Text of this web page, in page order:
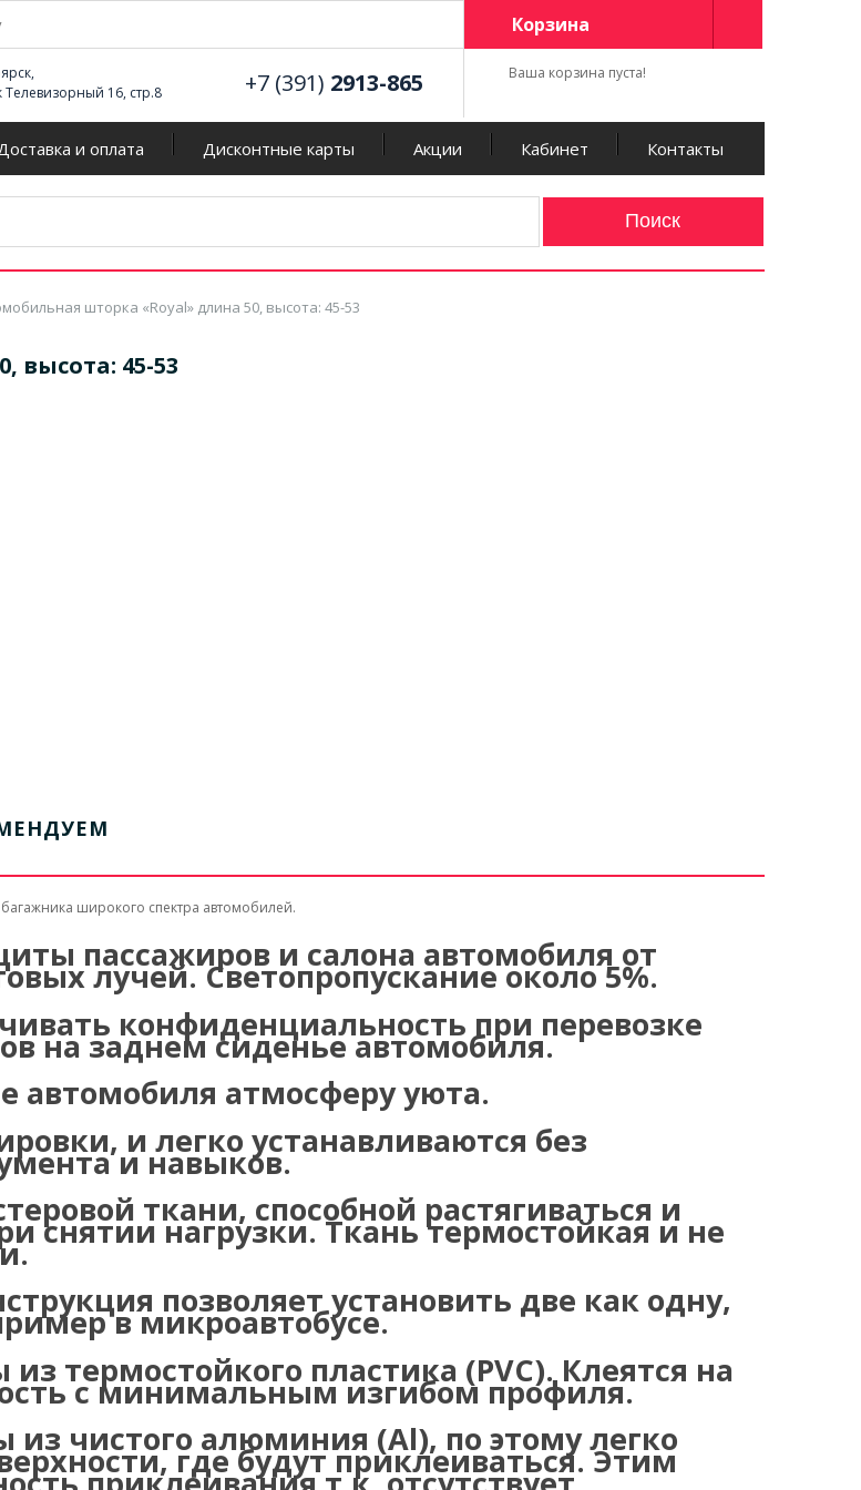
Телевизорный 16, стр.8
+7 (391) 2913-865
Корзина
Ваша корзина пуста!
и оплата Дисконтные карты Акции Кабинет Контакты
шторка «Royal» длина 50, высота: 45-53
высота: 45-53
широкого спектра автомобилей.
пассажиров и салона автомобиля от
лучей. Светопропускание около 5%.
конфиденциальность при перевозке
на заднем сиденье автомобиля.
автомобиля атмосферу уюта.
и легко устанавливаются без
и навыков.
ткани, способной растягиваться и
снятии нагрузки. Ткань термостойкая и не
позволяет установить две как одну,
в микроавтобусе.
термостойкого пластика (PVC). Клеятся на
с минимальным изгибом профиля.
из чистого алюминия (Al), по этому легко
где будут приклеиваться. Этим